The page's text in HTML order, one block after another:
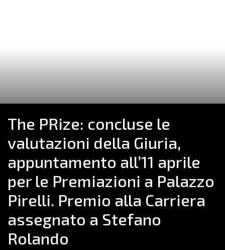
The PRize: concluse le
valutazioni della Giuria,
appuntamento all’11 aprile
per le Premiazioni a Palazzo
Pirelli. Premio alla Carriera
assegnato a Stefano
Rolando